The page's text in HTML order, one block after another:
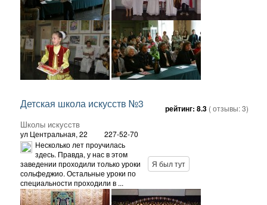
Детская школа искусств №3
Школы искусств
ул Центральная, 22 227-52-70
рейтинг: 8.3 ( отзывы:3)
Несколько лет проучилась
здесь. Правда, у нас в этом
заведении проходили только уроки
сольфеджио. Остальные уроки по
специальности проходили в ...
Я был тут